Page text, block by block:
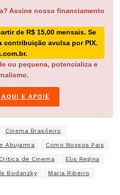
Assine nosso financiamento
de R$ 15,00 mensais. Se
contribuição avulsa por PIX.
ou pequena, potencializa e
E APOIE
Cinema Brasileiro
Abujamra Como Nossos Pais
Crítica de Cinema Elis Regina
Bodanzky Maria Ribeiro